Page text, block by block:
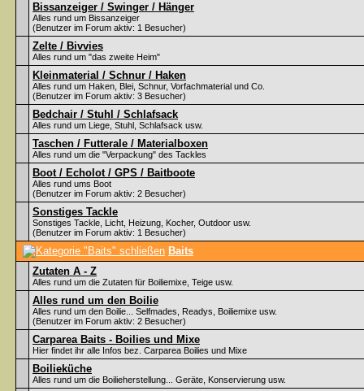
Bissanzeiger / Swinger / Hänger
Alles rund um Bissanzeiger
(Benutzer im Forum aktiv: 1 Besucher)
Zelte / Bivvies
Alles rund um "das zweite Heim"
Kleinmaterial / Schnur / Haken
Alles rund um Haken, Blei, Schnur, Vorfachmaterial und Co.
(Benutzer im Forum aktiv: 3 Besucher)
Bedchair / Stuhl / Schlafsack
Alles rund um Liege, Stuhl, Schlafsack usw.
Taschen / Futterale / Materialboxen
Alles rund um die "Verpackung" des Tackles
Boot / Echolot / GPS / Baitboote
Alles rund ums Boot
(Benutzer im Forum aktiv: 2 Besucher)
Sonstiges Tackle
Sonstiges Tackle, Licht, Heizung, Kocher, Outdoor usw.
(Benutzer im Forum aktiv: 1 Besucher)
Baits
Zutaten A - Z
Alles rund um die Zutaten für Boiliemixe, Teige usw.
Alles rund um den Boilie
Alles rund um den Boilie... Selfmades, Readys, Boiliemixe usw.
(Benutzer im Forum aktiv: 2 Besucher)
Carparea Baits - Boilies und Mixe
Hier findet ihr alle Infos bez. Carparea Boilies und Mixe
Boilieküche
Alles rund um die Boilieherstellung... Geräte, Konservierung usw.